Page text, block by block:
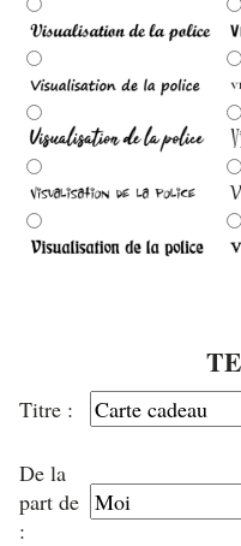
Titre :
De la
part de
: